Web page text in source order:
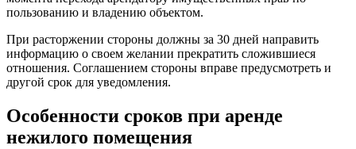
пользованию и владению объектом.
При расторжении стороны должны за 30 дней направить
информацию о своем желании прекратить сложившиеся
отношения. Соглашением стороны вправе предусмотреть и
другой срок для уведомления.
Особенности сроков при аренде
нежилого помещения